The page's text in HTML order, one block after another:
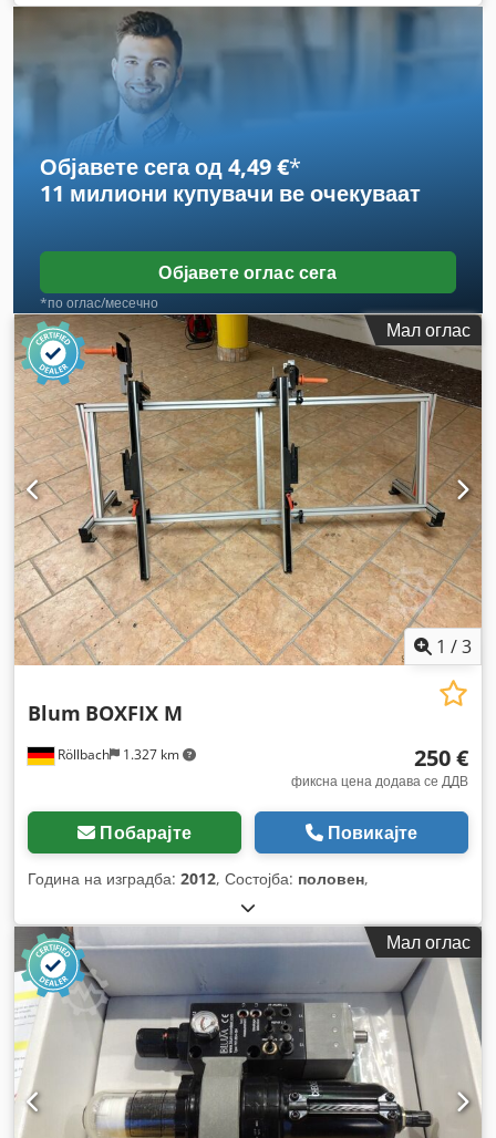
Објавете сега од 4,49 €*
11 милиони купувачи ве очекуваат
Објавете оглас сега
*по оглас/месечно
Мал оглас
1 /3
Röllbach 1.327 km
Blum BOXFIX M
250 €
фиксна цена додава се ДДВ
Побарајте Повикајте
Година на изградба: 2012, Состојба: половен,
Мал оглас